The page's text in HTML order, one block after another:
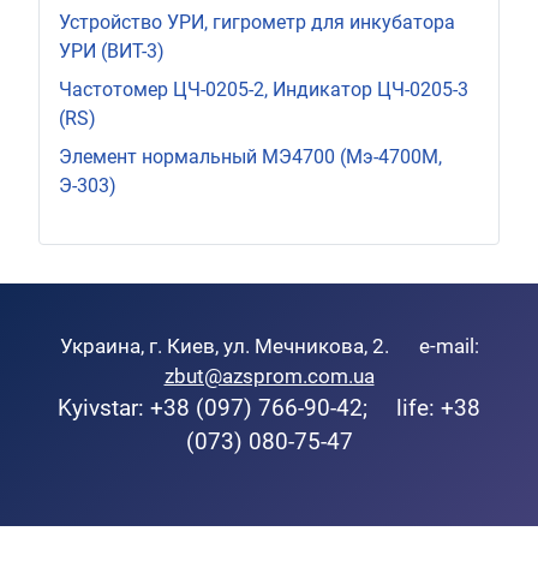
Устройство УРИ, гигрометр для инкубатора
УРИ (ВИТ-3)
Частотомер ЦЧ-0205-2, Индикатор ЦЧ-0205-3
(RS)
Элемент нормальный МЭ4700 (Мэ-4700М,
Э-303)
Украина, г. Киев, ул. Мечникова, 2. e-mail:
zbut@azsprom.com.ua
Kyivstar: +38 (097) 766-90-42; life: +38
(073) 080-75-47